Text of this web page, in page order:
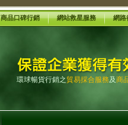
商品口碑行銷 網站救星服務 網路
環球暢貨行銷之 貿易採合服務及商